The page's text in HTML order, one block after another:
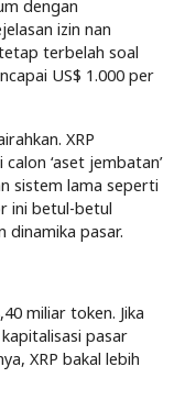
dengan
izin nan
terbelah soal
US$ 1.000 per
XRP
‘aset jembatan’
sistem lama seperti
ini betul-betul
dinamika pasar.
miliar token. Jika
pasar
XRP bakal lebih